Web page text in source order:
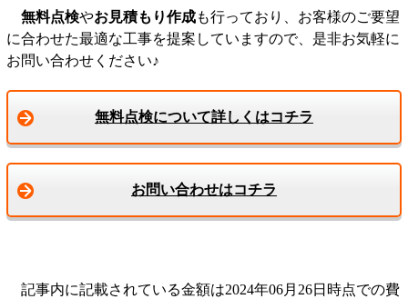
無料点検やお見積もり作成も行っており、お客様のご要望
に合わせた最適な工事を提案していますので、是非お気軽に
お問い合わせください♪
無料点検について詳しくはコチラ
お問い合わせはコチラ
記事内に記載されている金額は2024年06月26日時点での費